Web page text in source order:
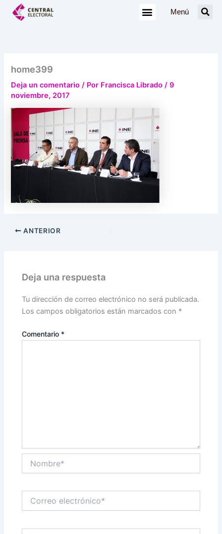
Menú
home399
Deja un comentario / Por Francisca Librado/9
noviembre, 2017
ANTERIOR
Deja una respuesta
Tu dirección de correo electrónico no será publicada.
Los campos obligatorios están marcados con *
Comentario *
electrónico*